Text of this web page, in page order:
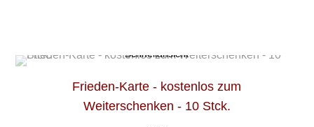
Schnellansicht
Frieden-Karte - kostenlos zum
Weiterschenken - 10 Stck.